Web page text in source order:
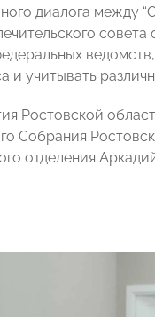
диалога
совета
и учитывать
Ростовской
Собрания
отделения